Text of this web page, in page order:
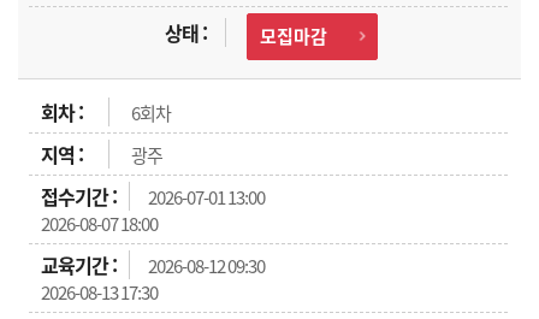
모집마감
6회차
광주
2026-07-01 13:00
2026-08-07 18:00
2026-08-12 09:30
2026-08-13 17:30